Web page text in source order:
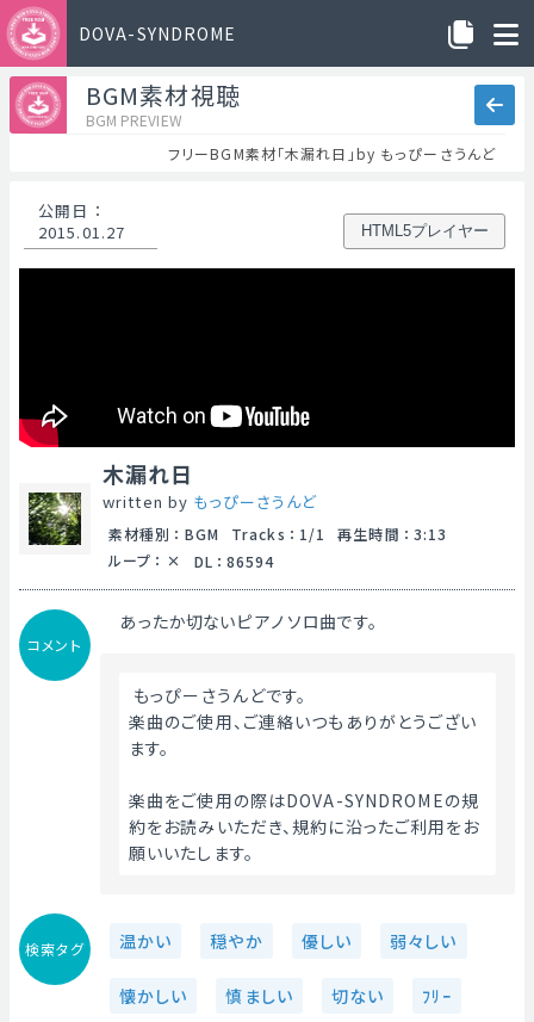
DOVA-SYNDROME
BGM素材視聴
BGM PREVIEW
フリーBGM素材「木漏れ日」by もっぴーさうんど
公開日 ：
2015.01.27
HTML5プレイヤー
木漏れ日
written by もっぴーさうんど
素材種別 ： BGM Tracks ： 1/1 再生時間 ： 3:13
ループ ： DL ： 86594
コメント
あったか切ないピアノソロ曲です。
もっぴーさうんどです。
楽曲のご使用、ご連絡いつもありがとうござい
ます。
楽曲をご使用の際はDOVA-SYNDROMEの規
約をお読みいただき、規約に沿ったご利用をお
願いいたします。
検索タグ 温かい 穏やか 優しい 弱々しい
懐かしい 慎ましい 切ない ﾌﾘｰ